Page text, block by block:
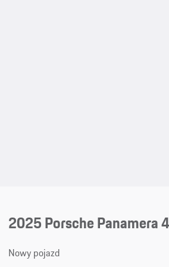
2025 Porsche Panamera
Nowy pojazd